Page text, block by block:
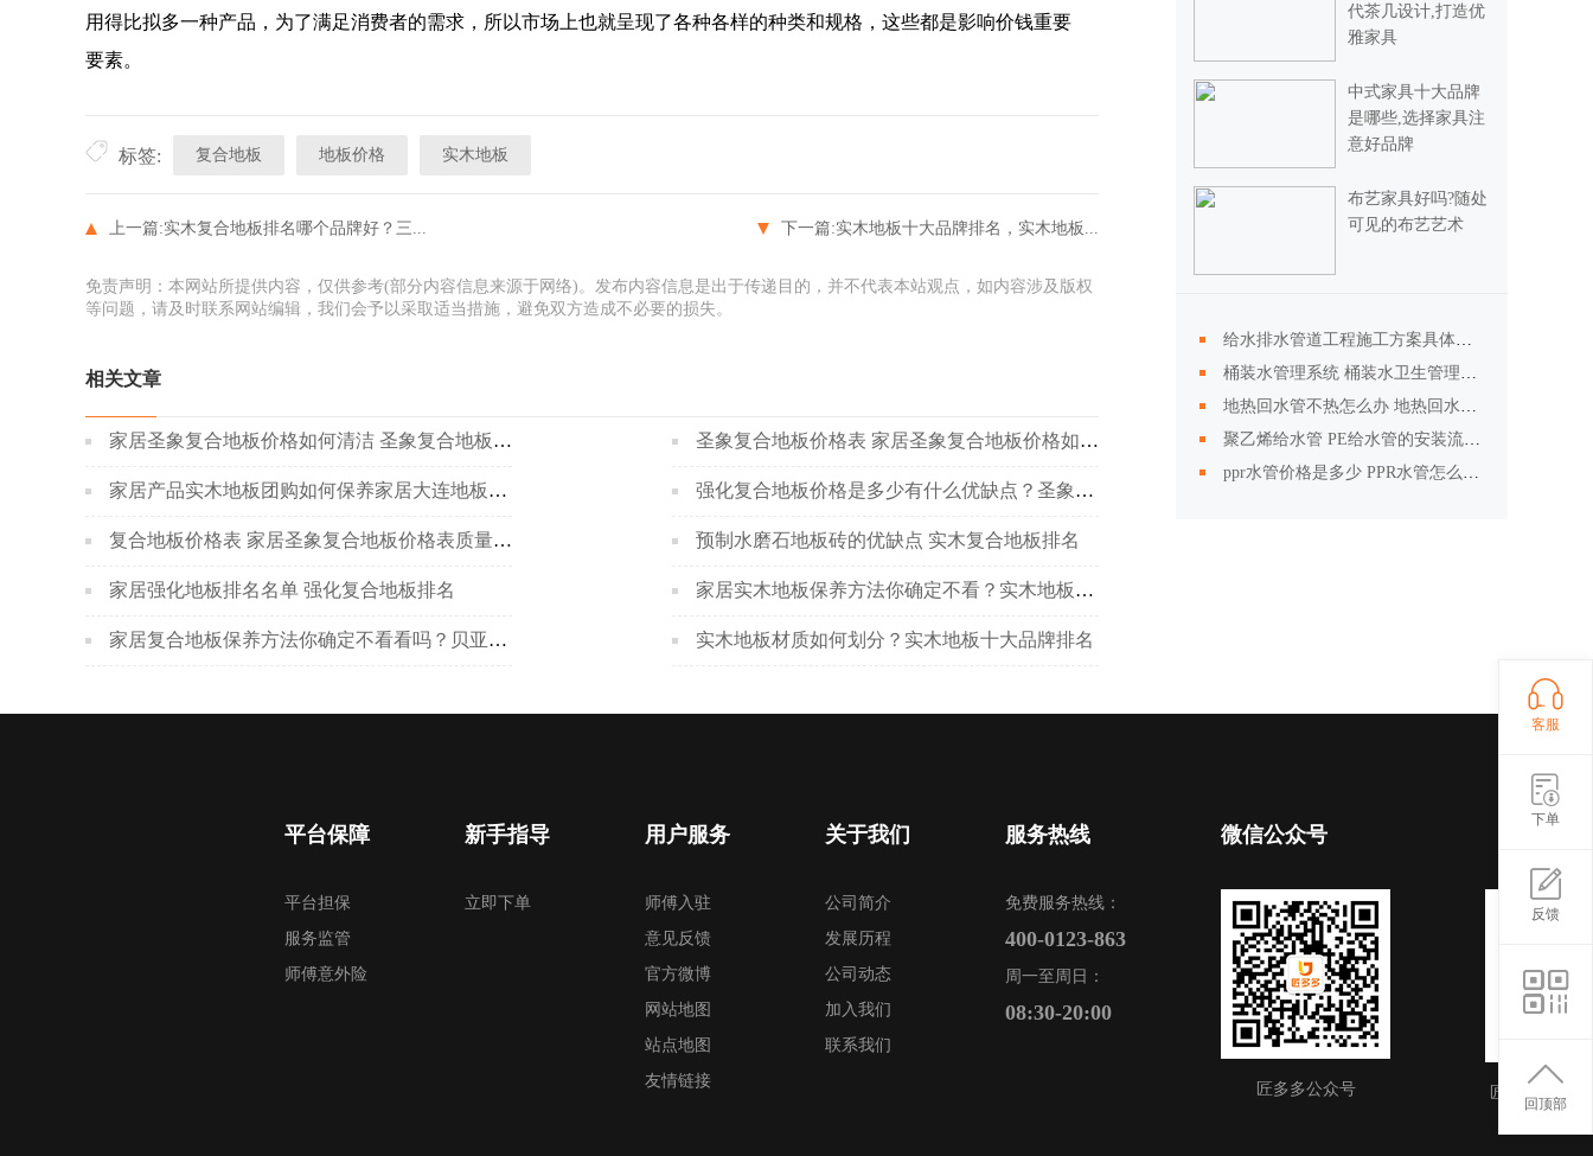
用得比拟多一种产品，为了满足消费者的需求，所以市场上也就呈现了各种各样的种类和规格，这些都是影响价钱重要
要素。
标签: 复合地板 地板价格 实木地板
上一篇:实木复合地板排名哪个品牌好？三... 下一篇:实木地板十大品牌排名，实木地板...
免责声明：本网站所提供内容，仅供参考(部分内容信息来源于网络)。发布内容信息是出于传递目的，并不代表本站观点，如内容涉及版权
等问题，请及时联系网站编辑，我们会予以采取适当措施，避免双方造成不必要的损失。
相关文章
家居圣象复合地板价格如何清洁 圣象复合地板价格表 圣象复合地板价格表 家居圣象复合地板价格如何清洁
家居产品实木地板团购如何保养家居大连地板团购 强化复合地板价格是多少有什么优缺点？圣象复合地板价格
复合地板价格表 家居圣象复合地板价格表质量如何 预制水磨石地板砖的优缺点 实木复合地板排名
家居强化地板排名名单 强化复合地板排名 家居实木地板保养方法你确定不看？实木地板厂家
家居复合地板保养方法你确定不看看吗？贝亚克地板官网 实木地板材质如何划分？实木地板十大品牌排名
代茶几设计,打造优
雅家具
中式家具十大品牌
是哪些,选择家具注
意好品牌
布艺家具好吗?随处
可见的布艺艺术
给水排水管道工程施工方案具体是什么
聚乙烯给水管 PE给水管的安装流程有哪些
平台保障
平台担保
服务监管
师傅意外险
新手指导
立即下单
用户服务
师傅入驻
意见反馈
官方微博
网站地图
站点地图
友情链接
关于我们
公司简介
发展历程
公司动态
加入我们
联系我们
服务热线
免费服务热线：
400-0123-863
周一至周日：
08:30-20:00
微信公众号
匠多多公众号 匠多多APP（
客服
下单
反馈
回顶部